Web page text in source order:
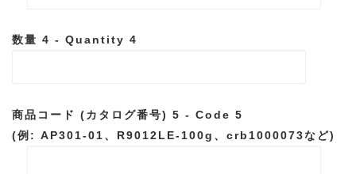
数量 4 - Quantity 4
商品コード (カタログ番号) 5 - Code 5
(例: AP301-01、R9012LE-100g、crb1000073など)